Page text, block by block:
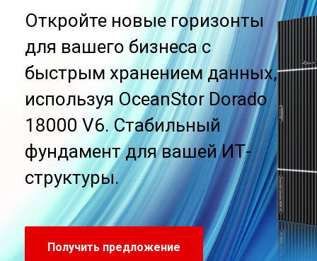
Откройте новые горизонты
для вашего бизнеса с
быстрым хранением данных,
используя OceanStor Dorado
18000 V6. Стабильный
фундамент для вашей ИТ-
структуры.
Получить предложение